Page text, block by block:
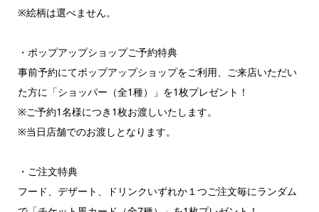
※絵柄は選べません。
・ポップアップショップご予約特典
事前予約にてポップアップショップをご利用、ご来店いただい
た方に「ショッパー（全1種）」を1枚プレゼント！
※ご予約1名様につき1枚お渡しいたします。
※当日店舗でのお渡しとなります。
・ご注文特典
フード、デザート、ドリンクいずれか１つご注文毎にランダム